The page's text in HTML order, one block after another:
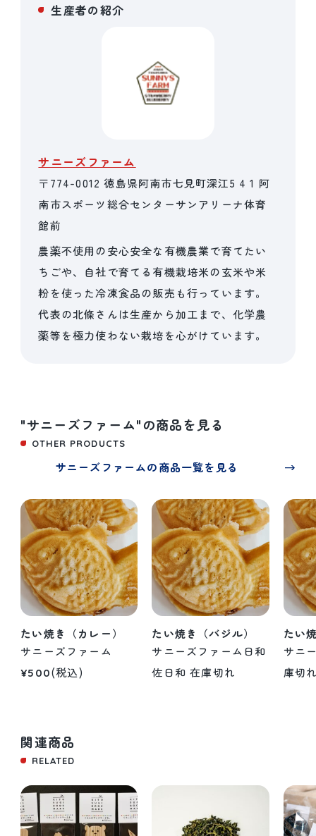
生産者の紹介
サニーズファーム
〒774-0012 徳島県阿南市七見町深江5 4 1 阿
南市スポーツ総合センターサンアリーナ体育
館前
農薬不使用の安心安全な有機農業で育てたい
ちごや、自社で育てる有機栽培米の玄米や米
粉を使った冷凍食品の販売も行っています。
代表の北條さんは生産から加工まで、化学農
薬等を極力使わない栽培を心がけています。
"サニーズファーム"の商品を見る
OTHER PRODUCTS
サニーズファームの商品一覧を見る
たい焼き（カレー）
サニーズファーム
¥500(税込)
たい焼き（バジル）
サニーズファーム 日和
佐日和 在庫切れ
たい
サニ
庫切
関連商品
RELATED